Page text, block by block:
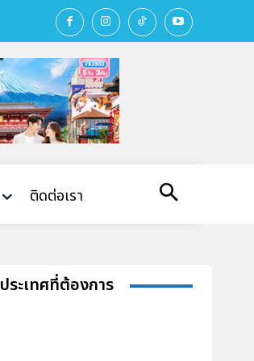
ติดต่อเรา
ประเทศที่ต้องการ